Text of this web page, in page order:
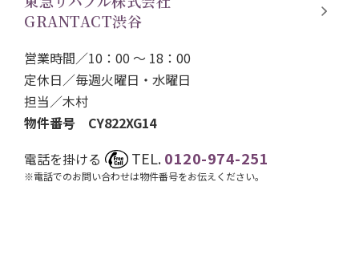
GRANTACT渋谷
営業時間／10：00 ～ 18：00
定休日／毎週火曜日・水曜日
担当／木村
物件番号 CY822XG14
電話を掛ける
TEL.0120-974-251
※電話でのお問い合わせは物件番号をお伝えください。